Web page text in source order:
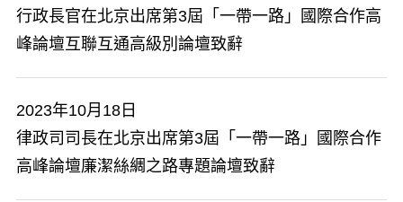
行政長官在北京出席第3屆「一帶一路」國際合作高
峰論壇互聯互通高級別論壇致辭
2023年10月18日
律政司司長在北京出席第3屆「一帶一路」國際合作
高峰論壇廉潔絲綢之路專題論壇致辭